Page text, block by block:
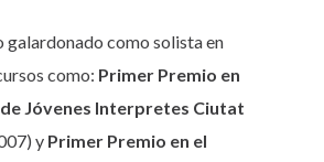
galardonado como solista en
como: Primer Premio en
Jóvenes Interpretes Ciutat
y Primer Premio en el